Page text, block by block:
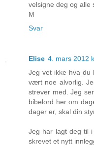
velsigne deg og alle
M
Svar
Elise 4. mars 2012
Jeg vet ikke hva
vært noe alvorlig.
strever med. Jeg
bibelord her om
dager er, skal din
Jeg har lagt deg til
skrevet et nytt